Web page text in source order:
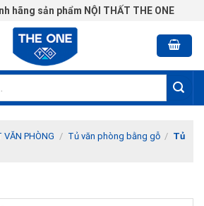
hãng sản phẩm NỘI THẤT THE ONE
VĂN PHÒNG / Tủ văn phòng bằng gỗ / Tủ